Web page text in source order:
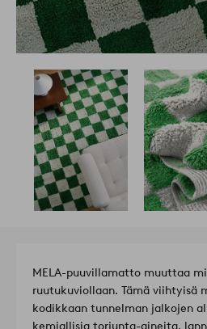
MELA-puuvillamatto muuttaa
ruutukuviollaan. Tämä viihtyisä
kodikkaan tunnelman jalkojen
kemiallisia torjunta-aineita,